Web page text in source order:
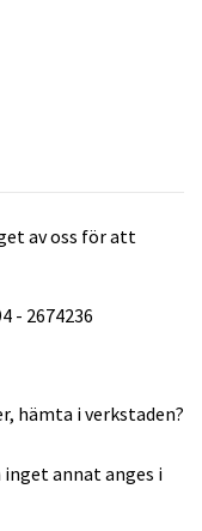
av oss för att
- 2674236
hämta i verkstaden?
annat anges i